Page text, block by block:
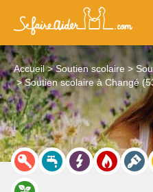
Accueil Soutien scolaire
Soutien scolaire à Changé